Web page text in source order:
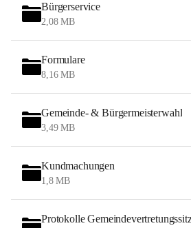
Bürgerservice
2,08 MB
Formulare
8,16 MB
Gemeinde- & Bürgermeisterwahl
3,49 MB
Kundmachungen
1,8 MB
Protokolle